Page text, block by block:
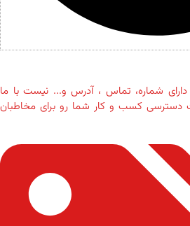
شماره، تماس ، آدرس و... نیست با ما
دسترسی کسب و کار شما رو برای مخاطبان